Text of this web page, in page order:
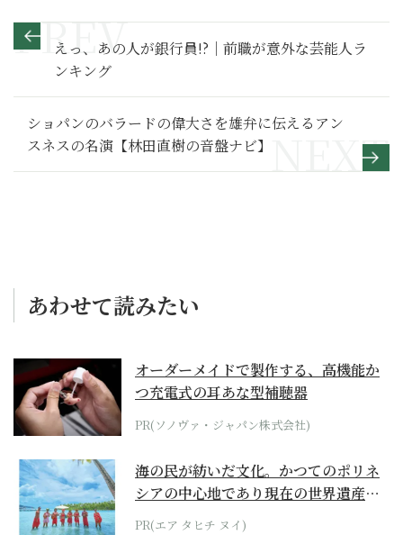
えっ、あの人が銀行員!?｜前職が意外な芸能人ラ
ンキング
ショパンのバラードの偉大さを雄弁に伝えるアン
スネスの名演【林田直樹の音盤ナビ】
あわせて読みたい
オーダーメイドで製作する、高機能か
つ充電式の耳あな型補聴器
PR(ソノヴァ・ジャパン株式会社)
海の民が紡いだ文化。かつてのポリネ
シアの中心地であり現在の世界遺産か
らみえてくる...
PR(エア タヒチ ヌイ)